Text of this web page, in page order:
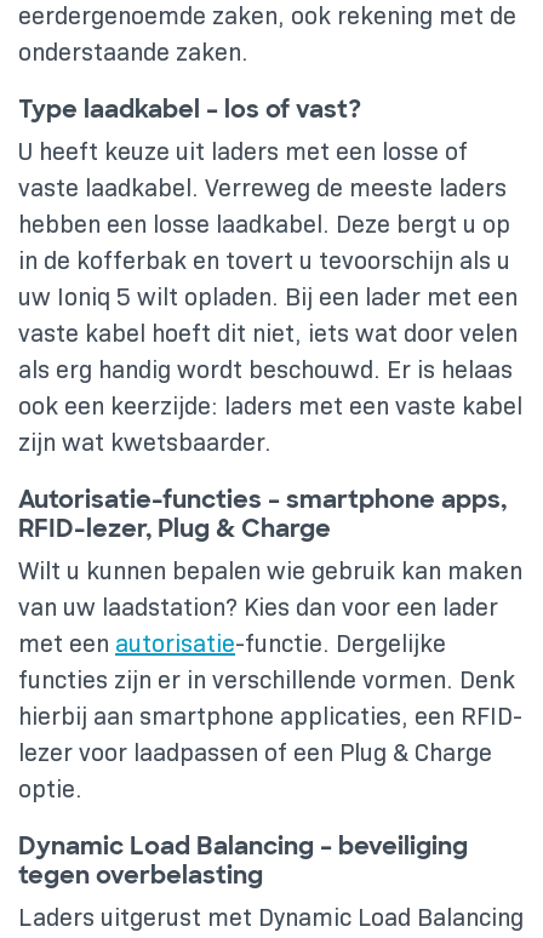
eerdergenoemde zaken, ook rekening met de
onderstaande zaken.
Type laadkabel – los of vast?
U heeft keuze uit laders met een losse of
vaste laadkabel. Verreweg de meeste laders
hebben een losse laadkabel. Deze bergt u op
in de kofferbak en tovert u tevoorschijn als u
uw Ioniq 5 wilt opladen. Bij een lader met een
vaste kabel hoeft dit niet, iets wat door velen
als erg handig wordt beschouwd. Er is helaas
ook een keerzijde: laders met een vaste kabel
zijn wat kwetsbaarder.
Autorisatie-functies – smartphone apps,
RFID-lezer, Plug & Charge
Wilt u kunnen bepalen wie gebruik kan maken
van uw laadstation? Kies dan voor een lader
met een autorisatie-functie. Dergelijke
functies zijn er in verschillende vormen. Denk
hierbij aan smartphone applicaties, een RFID-
lezer voor laadpassen of een Plug & Charge
optie.
Dynamic Load Balancing – beveiliging
tegen overbelasting
Laders uitgerust met Dynamic Load Balancing